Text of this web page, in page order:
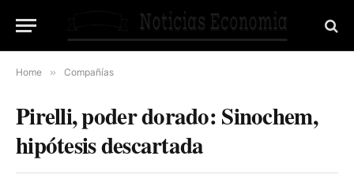
Home » Compañías
Pirelli, poder dorado: Sinochem,
hipótesis descartada